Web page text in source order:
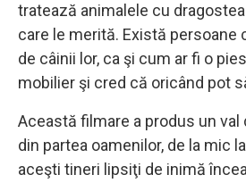
tratează animalele cu
care le merită. Există persoane
de câinii lor, ca şi cum ar fi o
mobilier şi cred că oricând pot
Această filmare a produs un val
din partea oamenilor, de la mic
aceşti tineri lipsiţi de inimă